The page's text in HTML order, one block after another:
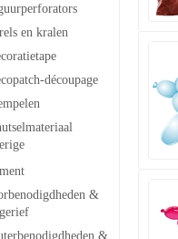
en kralen
découpage
&
&